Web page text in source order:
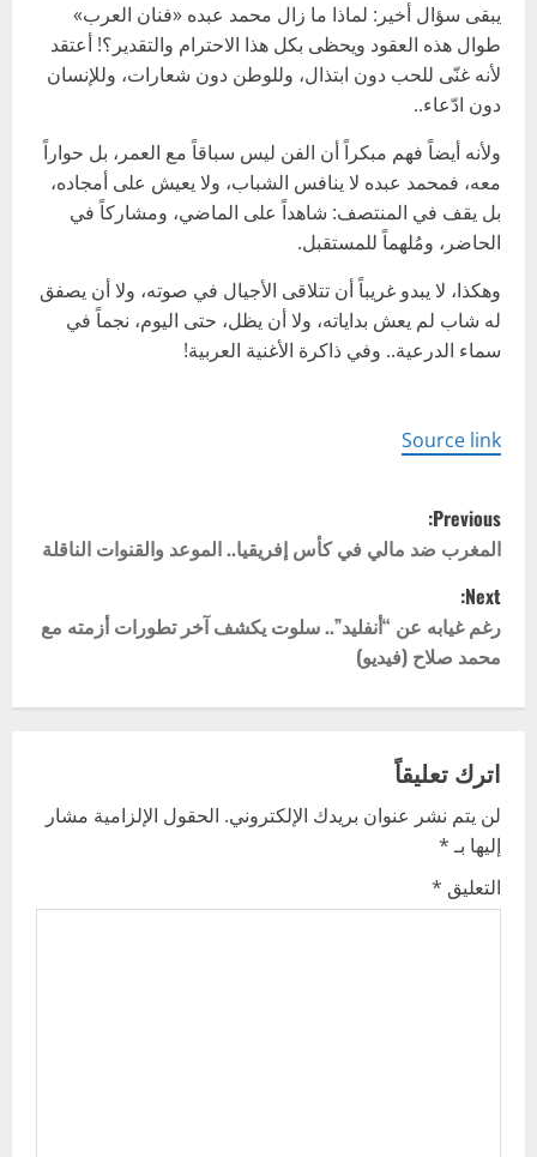
يبقى سؤال أخير: لماذا ما زال محمد عبده «فنان العرب»
طوال هذه العقود ويحظى بكل هذا الاحترام والتقدير؟! أعتقد
لأنه غنّى للحب دون ابتذال، وللوطن دون شعارات، وللإنسان
دون ادّعاء..
ولأنه أيضاً فهم مبكراً أن الفن ليس سباقاً مع العمر، بل حواراً
معه، فمحمد عبده لا ينافس الشباب، ولا يعيش على أمجاده،
بل يقف في المنتصف: شاهداً على الماضي، ومشاركاً في
الحاضر، ومُلهماً للمستقبل.
وهكذا، لا يبدو غريباً أن تتلاقى الأجيال في صوته، ولا أن يصفق
له شاب لم يعش بداياته، ولا أن يظل، حتى اليوم، نجماً في
سماء الدرعية.. وفي ذاكرة الأغنية العربية!
Source link
P
o
s
t
n
a
v
i
g
Previous:
المغرب ضد مالي في كأس إفريقيا.. الموعد والقنوات الناقلة
Next:
رغم غيابه عن “أنفليد”.. سلوت يكشف آخر تطورات أزمته مع
محمد صلاح (فيديو)
اترك تعليقاً
لن يتم نشر عنوان بريدك الإلكتروني. الحقول الإلزامية مشار
إليها بـ*
التعليق *